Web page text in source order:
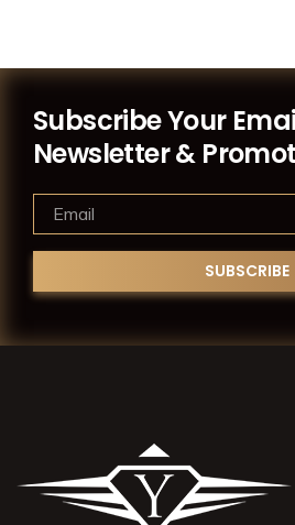
Subscribe Your
Newsletter &